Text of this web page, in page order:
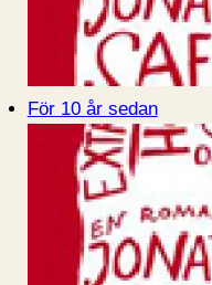
För 10 år sedan